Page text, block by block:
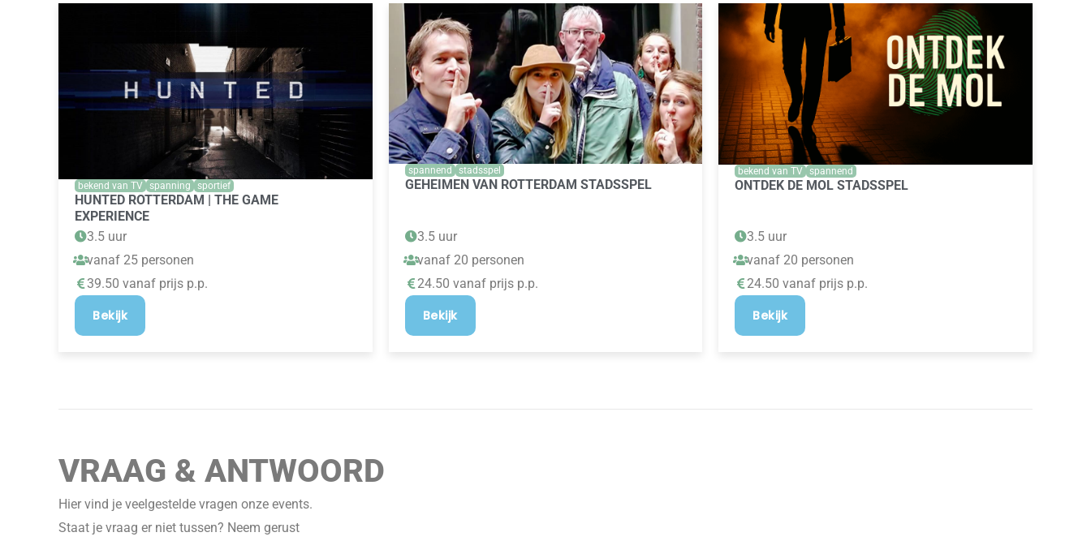
bekend van TV spanning sportief
HUNTED ROTTERDAM | THE GAME
EXPERIENCE
3.5 uur
vanaf 25 personen
39.50 vanaf prijs p.p.
Bekijk
spannend stadsspel
GEHEIMEN VAN ROTTERDAM STADSSPEL
3.5 uur
vanaf 20 personen
24.50 vanaf prijs p.p.
Bekijk
bekend van TV spannend
ONTDEK DE MOL STADSSPEL
3.5 uur
vanaf 20 personen
24.50 vanaf prijs p.p.
Bekijk
VRAAG & ANTWOORD
Hier vind je veelgestelde vragen onze events.
Staat je vraag er niet tussen? Neem gerust